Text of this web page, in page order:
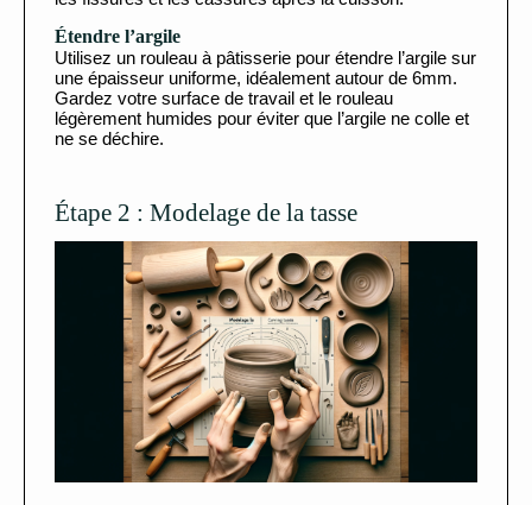
Étendre l’argile
Utilisez un rouleau à pâtisserie pour étendre l’argile sur
une épaisseur uniforme, idéalement autour de 6mm.
Gardez votre surface de travail et le rouleau
légèrement humides pour éviter que l’argile ne colle et
ne se déchire.
Étape 2 : Modelage de la tasse